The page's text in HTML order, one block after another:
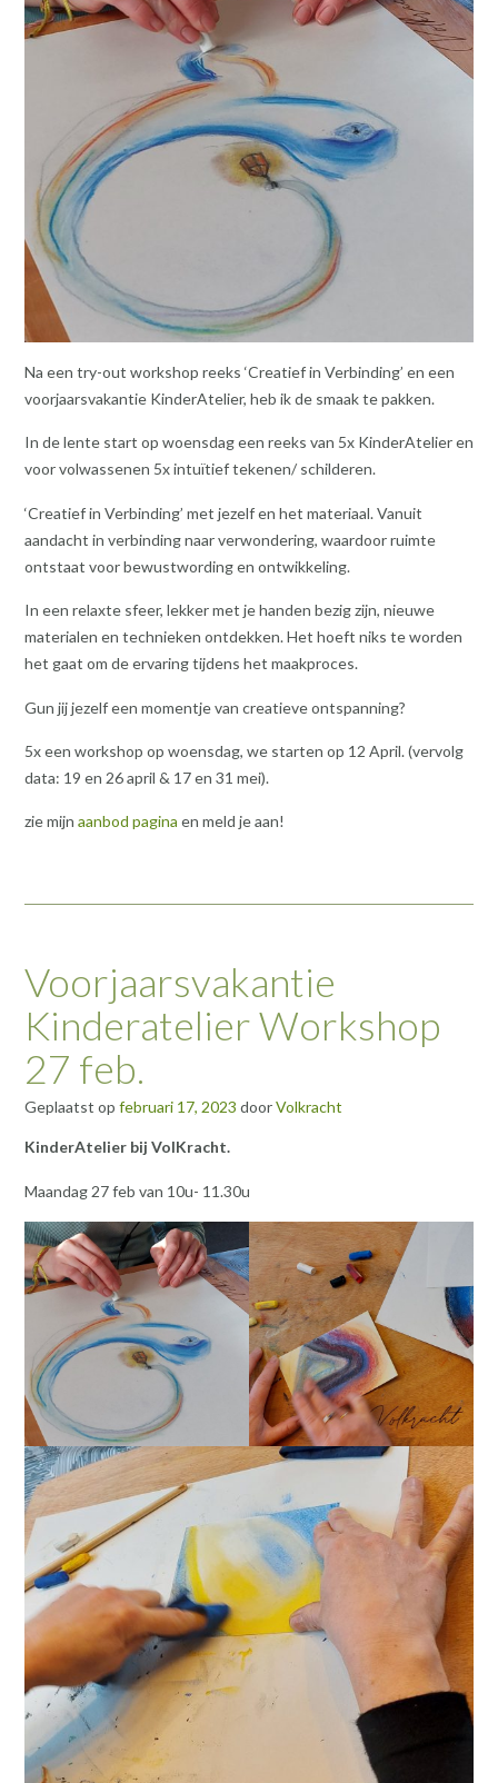
Na een try-out workshop reeks ‘Creatief in Verbinding’ en een
voorjaarsvakantie KinderAtelier, heb ik de smaak te pakken.
In de lente start op woensdag een reeks van 5x KinderAtelier en
voor volwassenen 5x intuïtief tekenen/ schilderen.
‘Creatief in Verbinding’ met jezelf en het materiaal. Vanuit
aandacht in verbinding naar verwondering, waardoor ruimte
ontstaat voor bewustwording en ontwikkeling.
In een relaxte sfeer, lekker met je handen bezig zijn, nieuwe
materialen en technieken ontdekken. Het hoeft niks te worden
het gaat om de ervaring tijdens het maakproces.
Gun jij jezelf een momentje van creatieve ontspanning?
5x een workshop op woensdag, we starten op 12 April. (vervolg
data: 19 en 26 april & 17 en 31 mei).
zie mijn aanbod pagina en meld je aan!
Voorjaarsvakantie
Kinderatelier Workshop
27 feb.
Geplaatst op februari 17, 2023 doorVolkracht
KinderAtelier bij VolKracht.
Maandag 27 feb van 10u- 11.30u